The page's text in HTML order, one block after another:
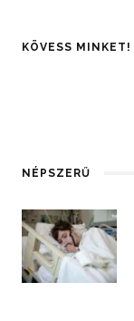
KÖVESS MINKET!
NÉPSZERŰ